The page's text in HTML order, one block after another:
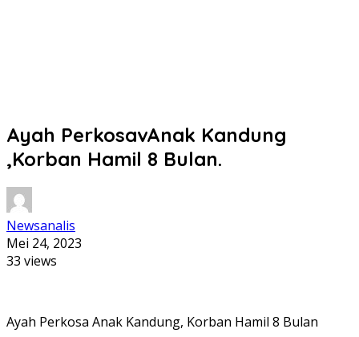
Ayah PerkosavAnak Kandung
,Korban Hamil 8 Bulan.
Newsanalis
Mei 24, 2023
33 views
Ayah Perkosa Anak Kandung, Korban Hamil 8 Bulan